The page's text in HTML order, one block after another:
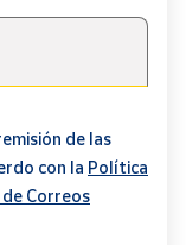
de las
con la Política
Correos